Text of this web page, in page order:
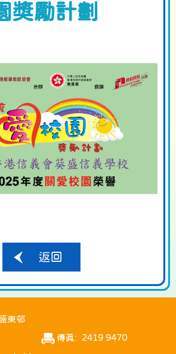
獎勵計劃
返回
東邨
傳真: 2419 9470